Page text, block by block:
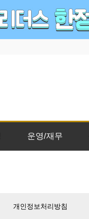
운영/재무
개인정보처리방침